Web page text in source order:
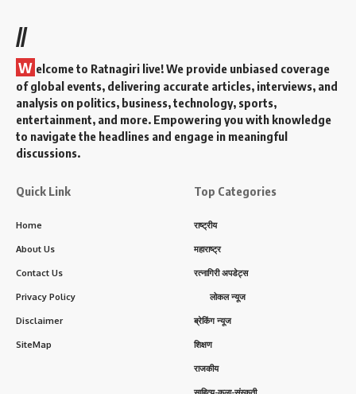
//
W elcome to Ratnagiri live! We provide unbiased coverage
of global events, delivering accurate articles, interviews, and
analysis on politics, business, technology, sports,
entertainment, and more. Empowering you with knowledge
to navigate the headlines and engage in meaningful
discussions.
Quick Link
Home
About Us
Contact Us
Privacy Policy
Disclaimer
SiteMap
Top Categories
राष्ट्रीय
महाराष्ट्र
रत्नागिरी अपडेट्स
लोकल न्यूज
ब्रेकिंग न्यूज
शिक्षण
राजकीय